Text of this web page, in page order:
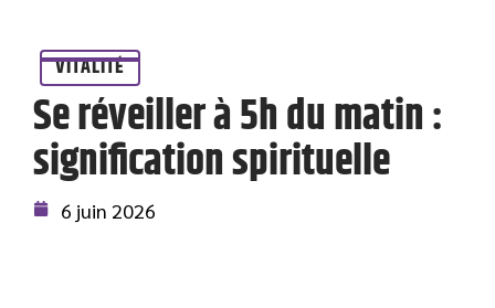
VITALITÉ
Se réveiller à 5h du matin :
signification spirituelle
6 juin 2026